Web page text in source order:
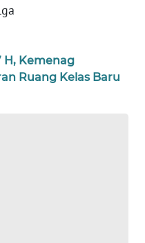
H, Kemenag
Ruang Kelas Baru